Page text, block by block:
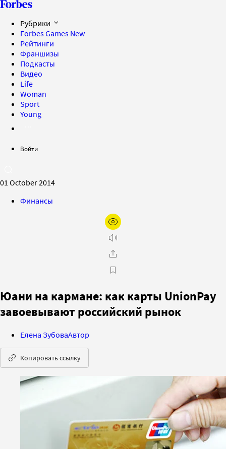
Рубрики
Forbes Games New
Рейтинги
Франшизы
Подкасты
Видео
Life
Woman
Sport
Young
Войти
01 October 2014
Финансы
Юани на кармане: как карты UnionPay
завоевывают российский рынок
Елена ЗубоваАвтор
Копировать ссылку